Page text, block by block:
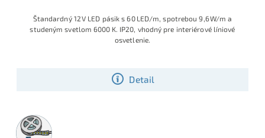
Detail
Štandardný 12 V LED pásik s 60 LED/m, spotrebou 9,6 W/m a
studeným svetlom 6000 K. IP20, vhodný pre interiérové líniové
osvetlenie.
5m
rolka